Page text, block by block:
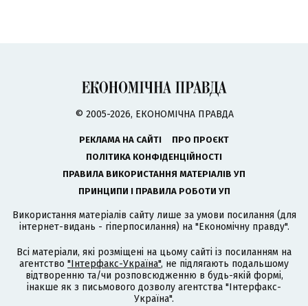
© 2005-2026, ЕКОНОМІЧНА ПРАВДА
РЕКЛАМА НА САЙТІ
ПРО ПРОЄКТ
ПОЛІТИКА КОНФІДЕНЦІЙНОСТІ
ПРАВИЛА ВИКОРИСТАННЯ МАТЕРІАЛІВ УП
ПРИНЦИПИ І ПРАВИЛА РОБОТИ УП
Використання матеріалів сайту лише за умови посилання (для
інтернет-видань - гіперпосилання) на "Економічну правду".
Всі матеріали, які розміщені на цьому сайті із посиланням на
агентство "Інтерфакс-Україна", не підлягають подальшому
відтворенню та/чи розповсюдженню в будь-якій формі,
інакше як з письмового дозволу агентства "Інтерфакс-
Україна".